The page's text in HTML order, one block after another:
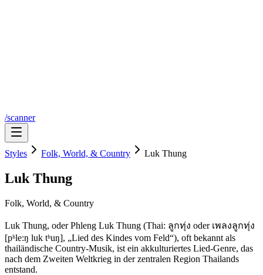
/scanner
Styles Folk, World, & Country Luk Thung
Luk Thung
Folk, World, & Country
Luk Thung, oder Phleng Luk Thung (Thai: ลูกทุ่ง oder เพลงลูกทุ่ง
[pʰle:ŋ luk tʰuŋ], „Lied des Kindes vom Feld“), oft bekannt als
thailändische Country-Musik, ist ein akkulturiertes Lied-Genre, das
nach dem Zweiten Weltkrieg in der zentralen Region Thailands
entstand.